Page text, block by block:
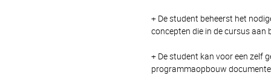
+ De student beheerst het
concepten die in de cursus aan
+ De student kan voor een zelf
programmaopbouw